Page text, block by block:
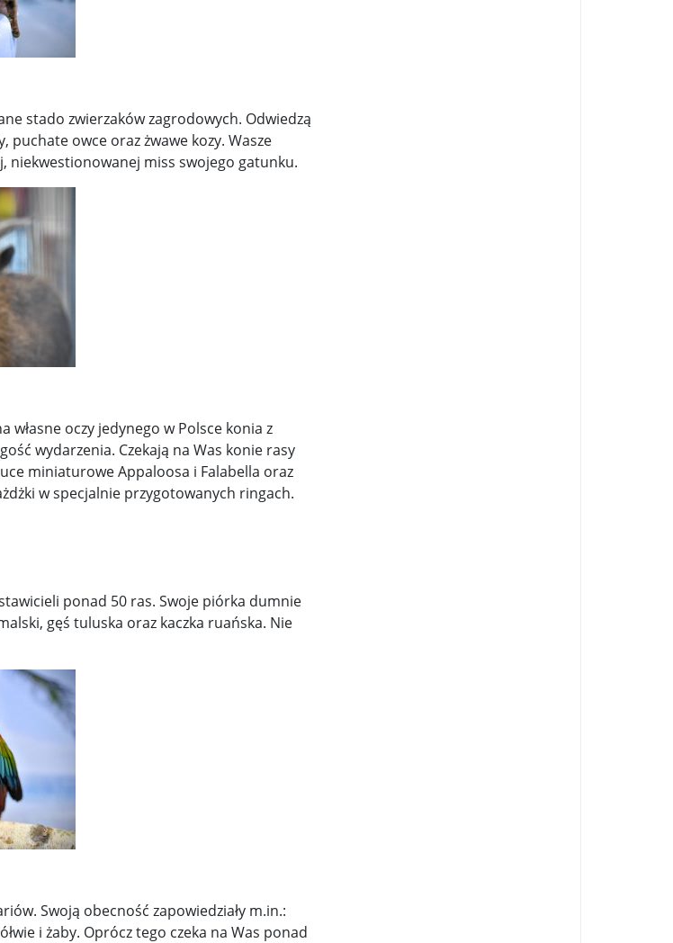
zabroniło sobie uprawiania haza ...
ziemi u wybrzeży Rosji. Alarm n ...
w Azji. Tajlandia oskarża Kambod ...
stado zwierzaków zagrodowych. Odwiedzą
puchate owce oraz żwawe kozy. Wasze
niekwestionowanej miss swojego gatunku.
własne oczy jedynego w Polsce konia z
wydarzenia. Czekają na Was konie rasy
miniaturowe Appaloosa i Falabella oraz
w specjalnie przygotowanych ringach.
ponad 50 ras. Swoje piórka dumnie
gęś tuluska oraz kaczka ruańska. Nie
Swoją obecność zapowiedziały m.in.:
i żaby. Oprócz tego czeka na Was ponad